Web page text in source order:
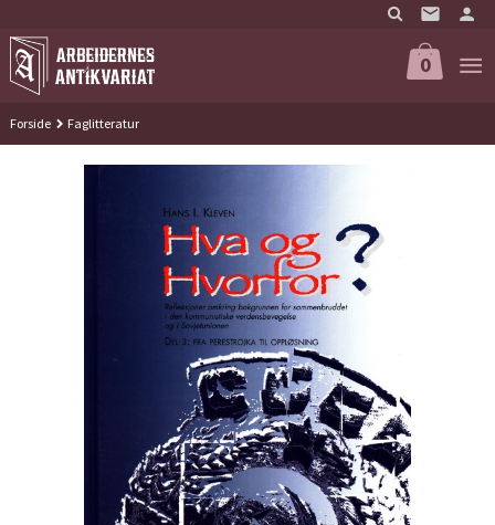
til
innholdet
0
Forside Faglitteratur